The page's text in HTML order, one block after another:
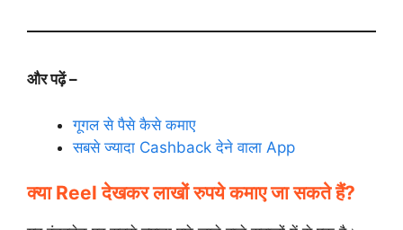
और पढ़ें –
गूगल से पैसे कैसे कमाए
सबसे ज्यादा Cashback देने वाला App
क्या Reel देखकर लाखों रुपये कमाए जा सकते हैं?